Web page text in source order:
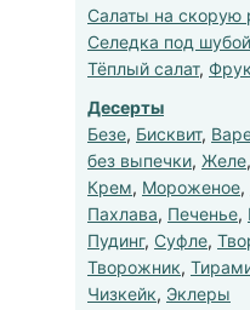
Салаты на скорую
Селедка под шубой
Тёплый салат,
Десерты
Безе, Бисквит,
без выпечки, Желе,
Крем, Мороженое,
Пахлава, Печенье,
Пудинг, Суфле,
Творожник,
Чизкейк, Эклеры